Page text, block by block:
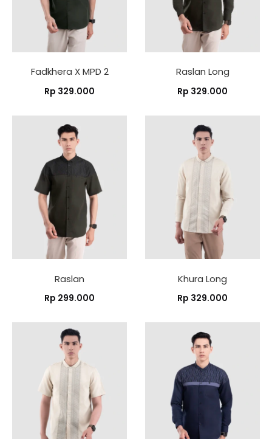
Fadkhera X MPD 2
Rp 329.000
Raslan Long
Rp 329.000
Raslan
Rp 299.000
Khura Long
Rp 329.000